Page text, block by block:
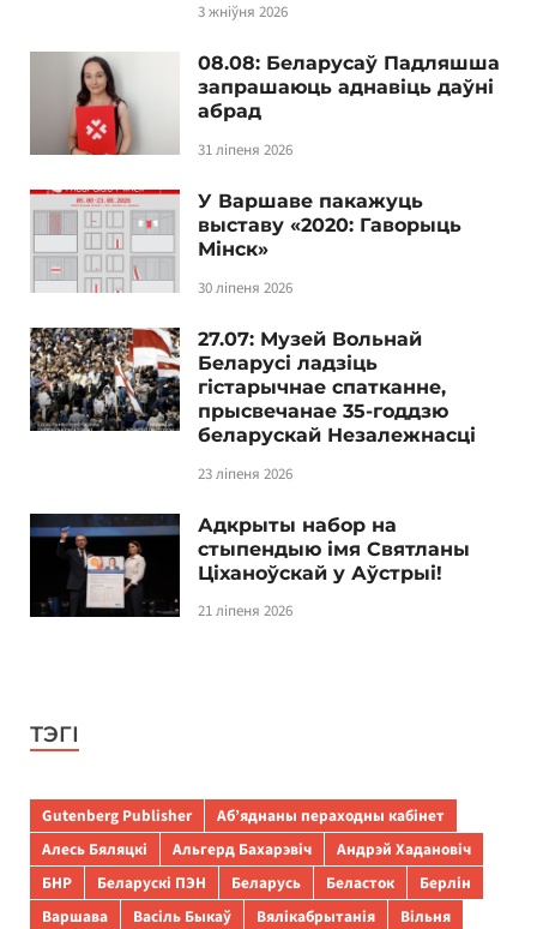
3 жніўня 2026
08.08: Беларусаў Падляшша
запрашаюць аднавіць даўні
абрад
31 ліпеня 2026
У Варшаве пакажуць
выставу «2020: Гаворыць
Мінск»
30 ліпеня 2026
27.07: Музей Вольнай
Беларусі ладзіць
гістарычнае спатканне,
прысвечанае 35-годдзю
беларускай Незалежнасці
23 ліпеня 2026
Адкрыты набор на
стыпендыю імя Святланы
Ціханоўскай у Аўстрыі!
21 ліпеня 2026
ТЭГІ
Gutenberg Publisher
Аб’яднаны пераходны кабінет
Алесь Бяляцкі
Альгерд Бахарэвіч
Андрэй Хадановіч
БНР
Беларускі ПЭН Беларусь Беласток
Берлін
Варшава
Васіль Быкаў Вялікабрытанія
Вільня